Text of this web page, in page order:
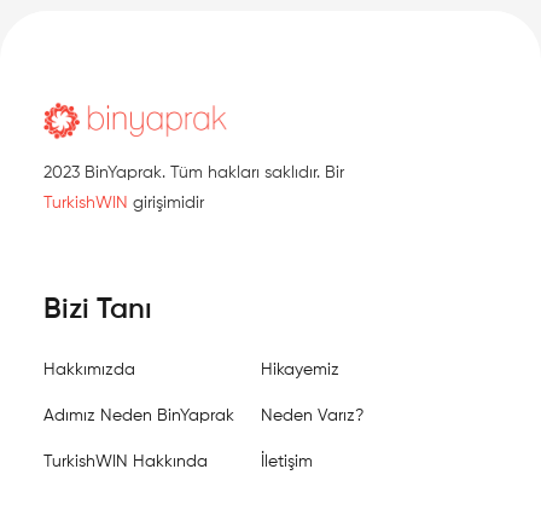
2023 BinYaprak. Tüm hakları saklıdır. Bir
TurkishWIN girişimidir
Bizi Tanı
Hakkımızda Hikayemiz
Adımız Neden BinYaprak Neden Varız?
TurkishWIN Hakkında İletişim